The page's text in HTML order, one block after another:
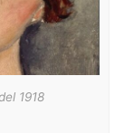
1918